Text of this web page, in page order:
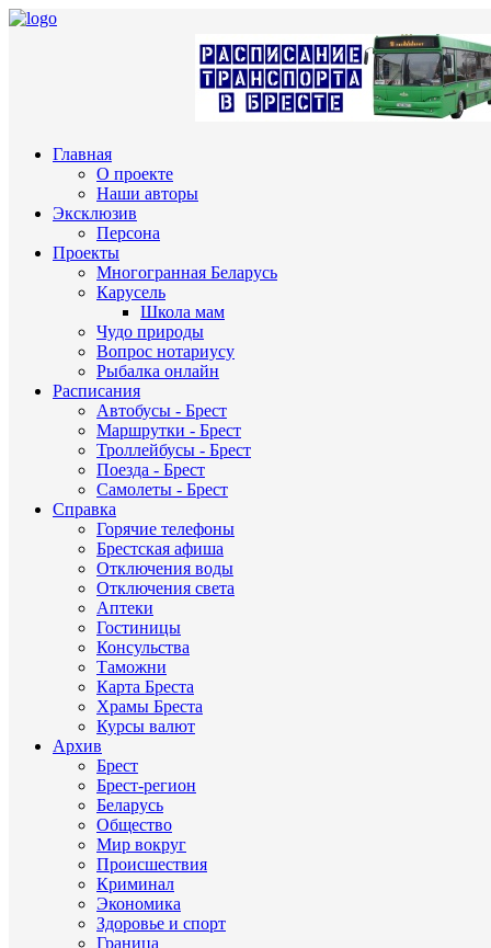
Главная
О проекте
Наши авторы
Эксклюзив
Персона
Проекты
Многогранная Беларусь
Карусель
Школа мам
Чудо природы
Вопрос нотариусу
Рыбалка онлайн
Расписания
Автобусы - Брест
Маршрутки - Брест
Троллейбусы - Брест
Поезда - Брест
Самолеты - Брест
Справка
Горячие телефоны
Брестская афиша
Отключения воды
Отключения света
Аптеки
Гостиницы
Консульства
Таможни
Карта Бреста
Храмы Бреста
Курсы валют
Архив
Брест
Брест-регион
Беларусь
Общество
Мир вокруг
Происшествия
Криминал
Экономика
Здоровье и спорт
Граница